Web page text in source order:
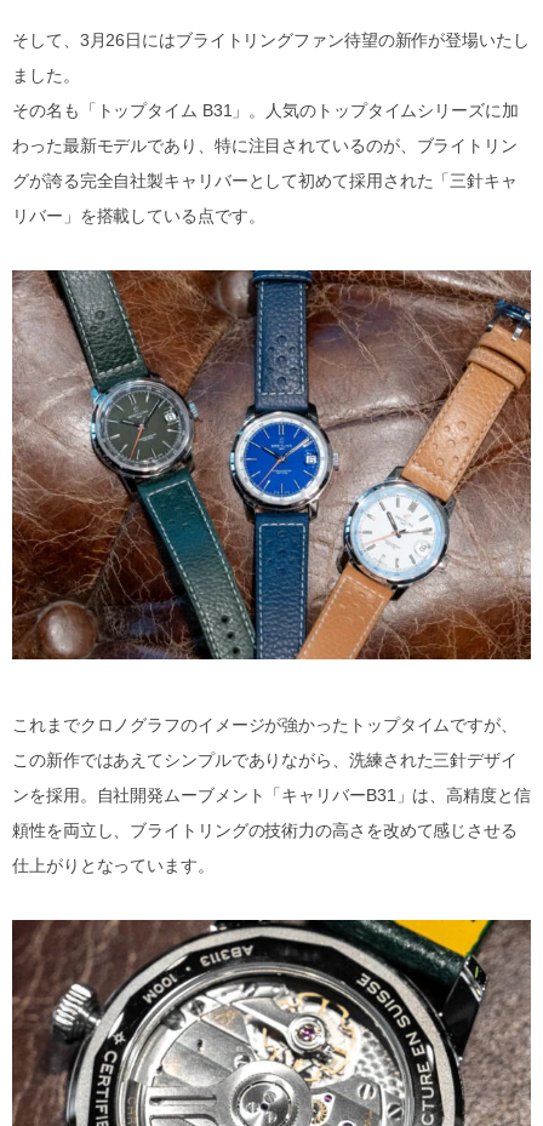
そして、3月26日にはブライトリングファン待望の新作が登場いたし
ました。
その名も「トップタイム B31」。人気のトップタイムシリーズに加
わった最新モデルであり、特に注目されているのが、ブライトリン
グが誇る完全自社製キャリバーとして初めて採用された「三針キャ
リバー」を搭載している点です。
これまでクロノグラフのイメージが強かったトップタイムですが、
この新作ではあえてシンプルでありながら、洗練された三針デザイ
ンを採用。自社開発ムーブメント「キャリバーB31」は、高精度と信
頼性を両立し、ブライトリングの技術力の高さを改めて感じさせる
仕上がりとなっています。